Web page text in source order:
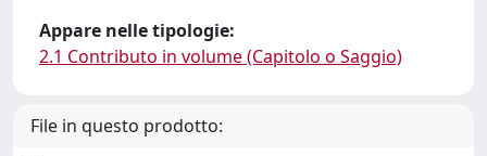
Appare nelle tipologie:
2.1 Contributo in volume (Capitolo o Saggio)
File in questo prodotto: